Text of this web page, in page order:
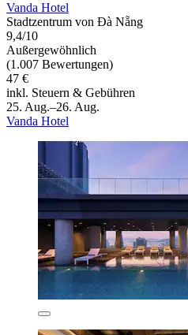
Vanda Hotel
Stadtzentrum von Đà Nẵng
9,4/10
Außergewöhnlich
(1.007 Bewertungen)
47 €
inkl. Steuern & Gebühren
25. Aug.–26. Aug.
Vanda Hotel